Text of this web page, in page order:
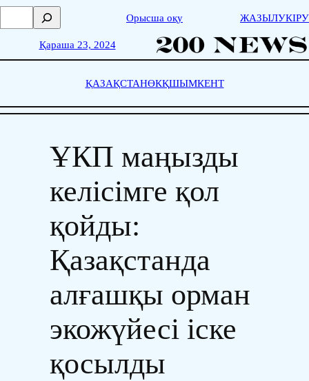
Skip
о
с
Орысша оқу ЖАЗЫЛУКІРУ
Қараша 23, 2024
ҚАЗАҚСТАНӨКҚШЫМКЕНТ
ҰКП маңызды
келісімге қол
қойды:
Қазақстанда
алғашқы орман
экожүйесі іске
қосылды